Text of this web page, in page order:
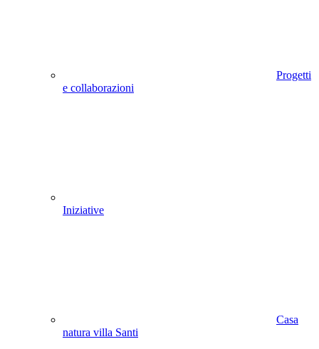
Progetti
e collaborazioni
Iniziative
Casa
natura villa Santi